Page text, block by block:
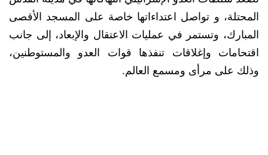
المحتلة، و تواصل اعتداءاتها خاصة على المسجد الأقصى
المبارك، وتستمر في عمليات الاعتقال والإبعاد، إلى جانب
اقتحامات وإغلاقات تنفذها قوات العدو والمستوطنين،
وذلك على مرأى ومسمع العالم.